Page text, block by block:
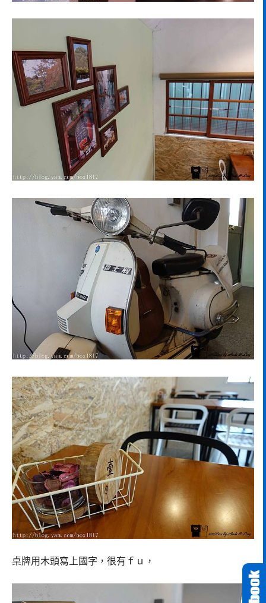
桌牌用木頭寫上國字，很有ｆｕ，